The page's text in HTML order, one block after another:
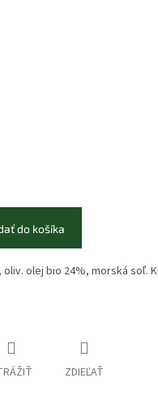
do košíka
olej bio 24%, morská soľ.
ZDIEĽAŤ